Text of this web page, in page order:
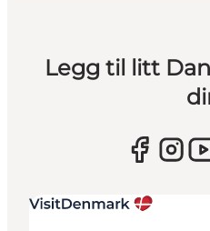
Legg til litt